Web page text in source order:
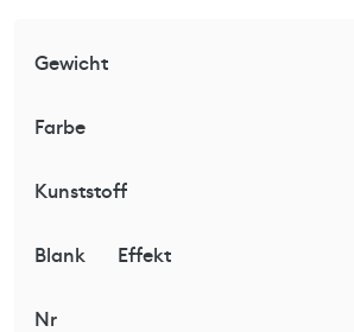
Kunden
Gewicht
Farbe
Kunststoff
Blank Effekt
Nr